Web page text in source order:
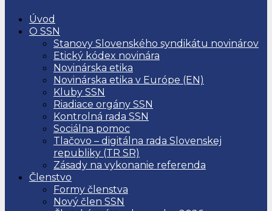
Úvod
O SSN
Stanovy Slovenského syndikátu novinárov
Etický kódex novinára
Novinárska etika
Novinárska etika v Európe (EN)
Kluby SSN
Riadiace orgány SSN
Kontrolná rada SSN
Sociálna pomoc
Tlačovo – digitálna rada Slovenskej
republiky (TR SR)
Zásady na vykonanie referenda
Členstvo
Formy členstva
Nový člen SSN